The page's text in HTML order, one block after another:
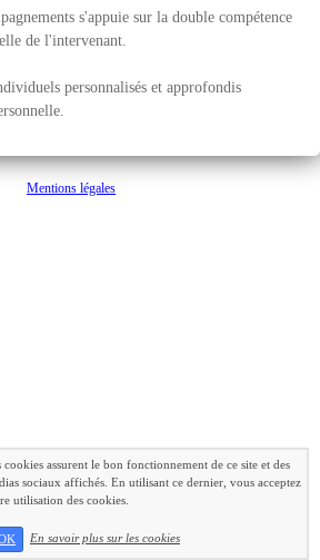
s'appuie sur la double compétence
de l'intervenant.
personnalisés et approfondis
Mentions légales
cookies assurent le bon fonctionnement de ce site et des
sociaux affichés. En utilisant ce dernier, vous acceptez
utilisation des cookies.
En savoir plus sur les cookies